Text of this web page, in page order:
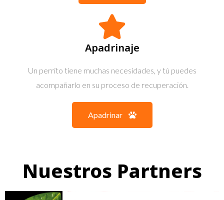
Apadrinaje
Un perrito tiene muchas necesidades, y tú puedes
acompañarlo en su proceso de recuperación.
Apadrinar
Nuestros Partners